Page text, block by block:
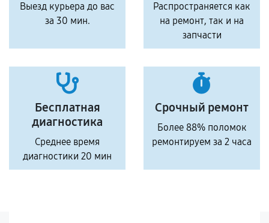
Выезд курьера до вас
за 30 мин.
Распространяется как
на ремонт, так и на
запчасти
Бесплатная
диагностика
Среднее время
диагностики 20 мин
Срочный ремонт
Более 88% поломок
ремонтируем за 2 часа